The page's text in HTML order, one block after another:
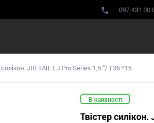
097 431 00
силікон. JIB TAIL LJ Pro Series 1,5 "/ T36 *15
В наявності
Твістер